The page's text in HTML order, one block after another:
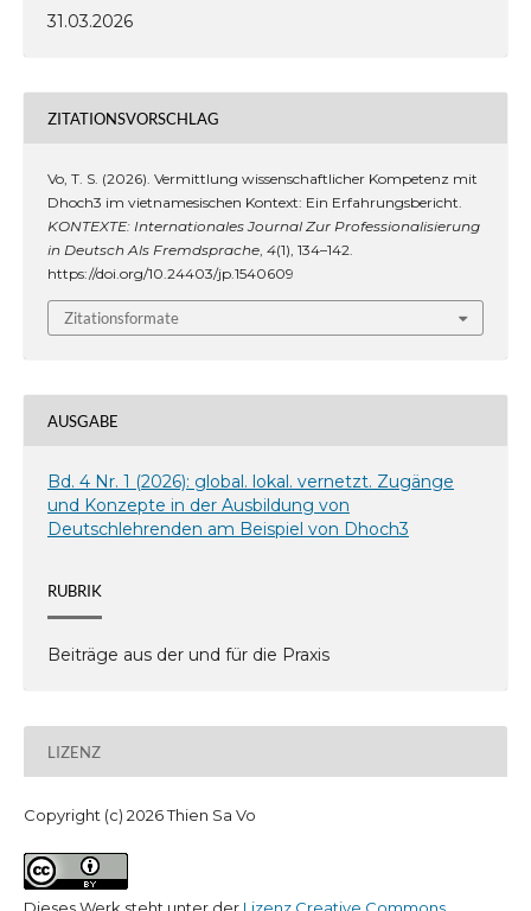
31.03.2026
ZITATIONSVORSCHLAG
Vo, T. S. (2026). Vermittlung wissenschaftlicher Kompetenz mit
Dhoch3 im vietnamesischen Kontext: Ein Erfahrungsbericht.
KONTEXTE: Internationales Journal Zur Professionalisierung
in Deutsch Als Fremdsprache, 4(1), 134–142.
https://doi.org/10.24403/jp.1540609
Zitationsformate
AUSGABE
Bd. 4 Nr. 1 (2026): global. lokal. vernetzt. Zugänge
und Konzepte in der Ausbildung von
Deutschlehrenden am Beispiel von Dhoch3
RUBRIK
Beiträge aus der und für die Praxis
LIZENZ
Copyright (c) 2026 Thien Sa Vo